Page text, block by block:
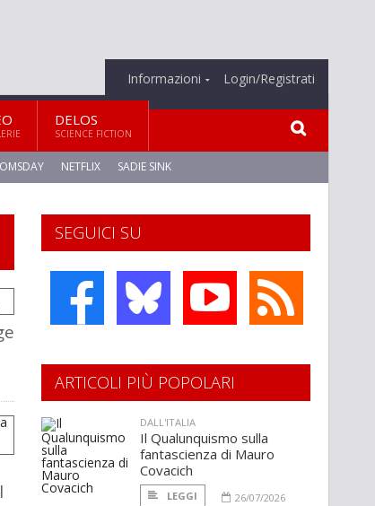
Informazioni Login/Registrati
DELOS
SCIENCE FICTION
NETFLIX SADIE SINK
SEGUICI SU
ARTICOLI PIÙ POPOLARI
DALL'ITALIA
Il Qualunquismo sulla
fantascienza di Mauro
Covacich
LEGGI
26/07/2026